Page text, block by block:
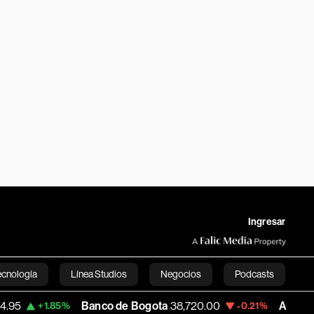
Ingresar
Línea Studios Negocios Podcasts
English
Banco de Bogota 38,720.00 -0.21% Apple 310.94